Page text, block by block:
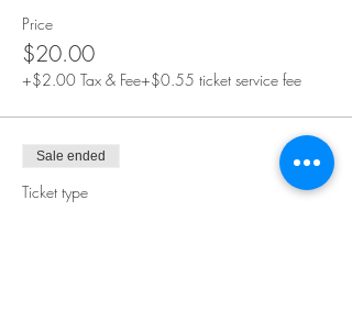
Price
$20.00
+$2.00 Tax & Fee+$0.55 ticket service fee
Sale ended
Ticket type